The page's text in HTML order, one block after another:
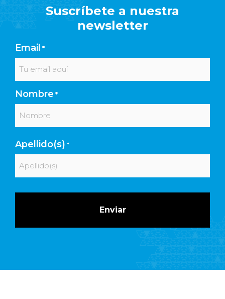
Suscríbete a nuestra
newsletter
Email *
Nombre *
Apellido(s) *